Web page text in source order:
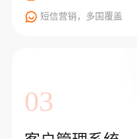
短信营销，多国覆盖
03